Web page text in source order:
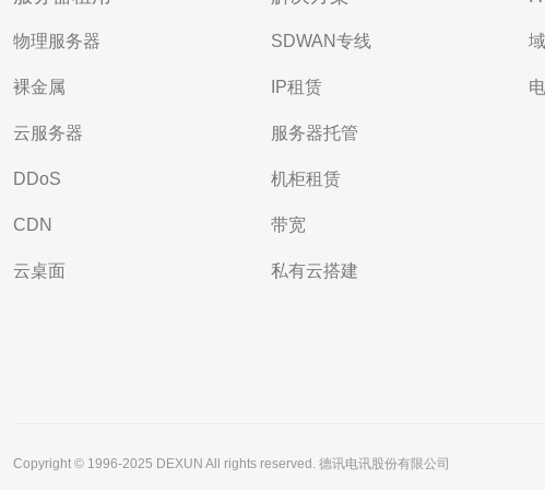
物理服务器
裸金属
云服务器
DDoS
CDN
云桌面
SDWAN专线
IP租赁
服务器托管
机柜租赁
带宽
私有云搭建
Copyright © 1996-2025 DEXUN All rights reserved. 德讯电讯股份有限公司